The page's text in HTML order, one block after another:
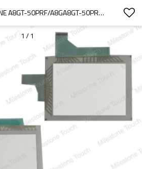
NOTENMEMBRANE A8GT-50PRF/A8GA8GT-50PRF NOTENMEMBRANE
1 / 1